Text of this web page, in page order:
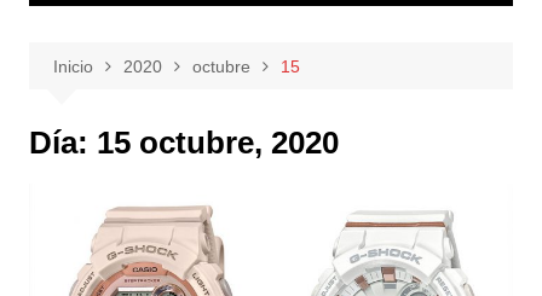
Inicio 2020 octubre 15
Día: 15 octubre, 2020